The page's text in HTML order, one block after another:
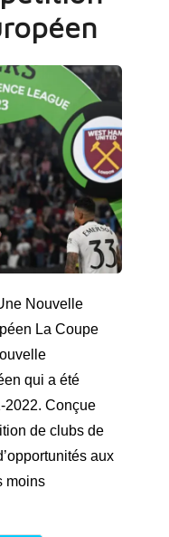
Nouvelle
La Coupe
qui a été
2022. Conçue
de clubs de
aux
moins